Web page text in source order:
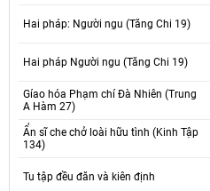
Hai pháp: Người ngu (Tăng Chi 19)
Hai pháp Người ngu (Tăng Chi 19)
Gíao hóa Phạm chí Đà Nhiên (Trung
A Hàm 27)
Ẩn sĩ che chở loài hữu tình (Kinh Tập
134)
Tu tập đều đăn và kiên định